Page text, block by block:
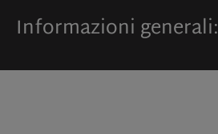
Informazioni generali: